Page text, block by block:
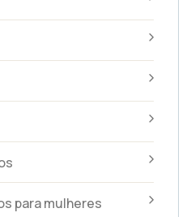
para mulheres